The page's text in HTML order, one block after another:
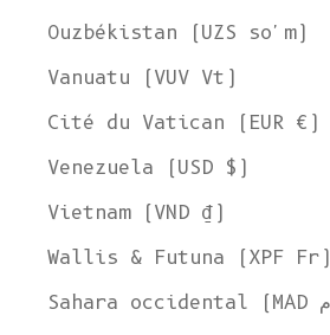
Ouzbékistan (UZS so'm)
Vanuatu (VUV Vt)
Cité du Vatican (EUR €)
Venezuela (USD $)
Vietnam (VND ₫)
Wallis & Futuna (XPF Fr)